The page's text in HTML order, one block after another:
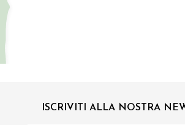
ISCRIVITI ALLA NOSTRA